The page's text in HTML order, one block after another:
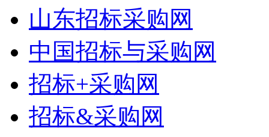
山东招标采购网
中国招标与采购网
招标+采购网
招标&采购网